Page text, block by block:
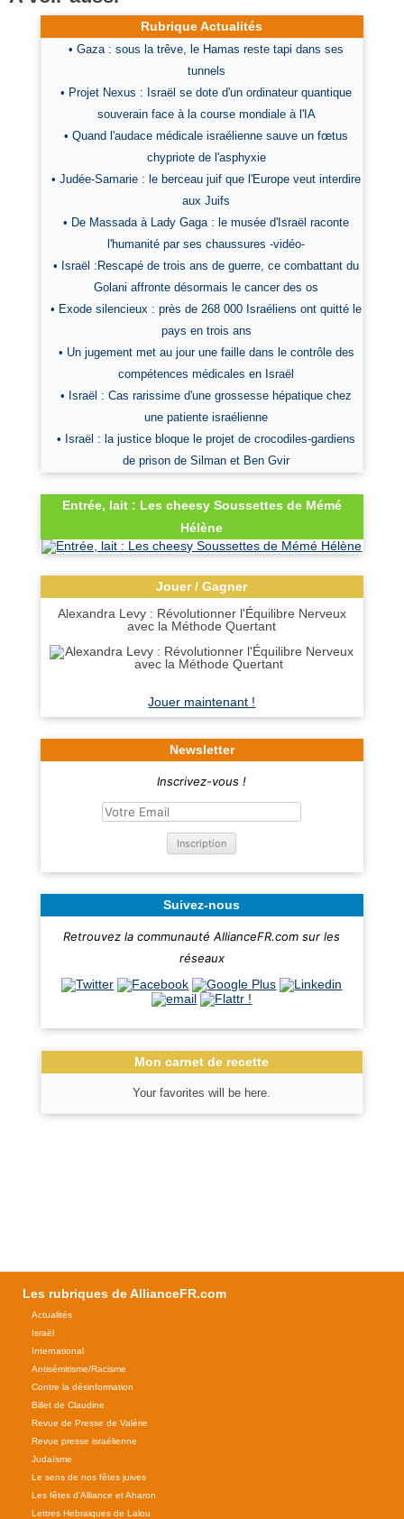
Rubrique Actualités
• Gaza : sous la trêve, le Hamas reste tapi dans ses
tunnels
• Projet Nexus : Israël se dote d'un ordinateur quantique
souverain face à la course mondiale à l'IA
• Quand l'audace médicale israélienne sauve un fœtus
chypriote de l'asphyxie
• Judée-Samarie : le berceau juif que l'Europe veut interdire
aux Juifs
• De Massada à Lady Gaga : le musée d'Israël raconte
l'humanité par ses chaussures -vidéo-
• Israël :Rescapé de trois ans de guerre, ce combattant du
Golani affronte désormais le cancer des os
• Exode silencieux : près de 268 000 Israéliens ont quitté le
pays en trois ans
• Un jugement met au jour une faille dans le contrôle des
compétences médicales en Israël
• Israël : Cas rarissime d'une grossesse hépatique chez
une patiente israélienne
• Israël : la justice bloque le projet de crocodiles-gardiens
de prison de Silman et Ben Gvir
Entrée, lait : Les cheesy Soussettes de Mémé
Hélène
Jouer / Gagner
Alexandra Levy : Révolutionner l'Équilibre Nerveux
avec la Méthode Quertant
Jouer maintenant !
Newsletter
Inscrivez-vous !
Suivez-nous
Retrouvez la communauté AllianceFR.com sur les
réseaux
Mon carnet de recette
Your favorites will be here.
Les rubriques de AllianceFR.com
Actualités
Israël
International
Antisémitisme/Racisme
Contre la désinformation
Billet de Claudine
Revue de Presse de Valérie
Revue presse israélienne
Judaïsme
Le sens de nos fêtes juives
Les fêtes d'Alliance et Aharon
Lettres Hebraiques de Lalou